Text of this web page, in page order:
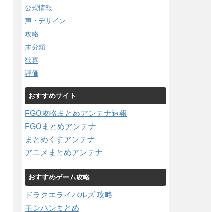
公式情報
声・デザイン
攻略
未分類
歓喜
評価
おすすめサイト
FGO攻略まとめアンテナ速報
FGOまとめアンテナ
まとめくすアンテナ
アニメまとめアンテナ
おすすめゲーム攻略
ドラクエライバルズ 攻略
モンハンまとめ